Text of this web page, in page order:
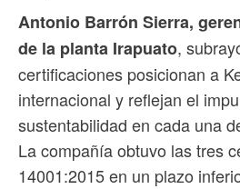
Antonio Barrón Sierra,
de la planta Irapuato,
certificaciones posicionan a
internacional y reflejan el
sustentabilidad en cada una
La compañía obtuvo las tres
14001:2015 en un plazo